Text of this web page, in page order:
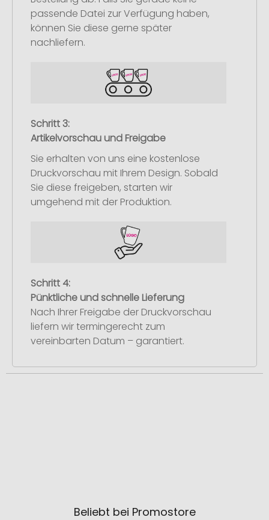
passende Datei zur Verfügung haben,
können Sie diese gerne später
nachliefern.
Schritt 3:
Artikelvorschau und Freigabe
Sie erhalten von uns eine kostenlose
Druckvorschau mit Ihrem Design. Sobald
Sie diese freigeben, starten wir
umgehend mit der Produktion.
Schritt 4:
Pünktliche und schnelle Lieferung
Nach Ihrer Freigabe der Druckvorschau
liefern wir termingerecht zum
vereinbarten Datum – garantiert.
Beliebt bei Promostore